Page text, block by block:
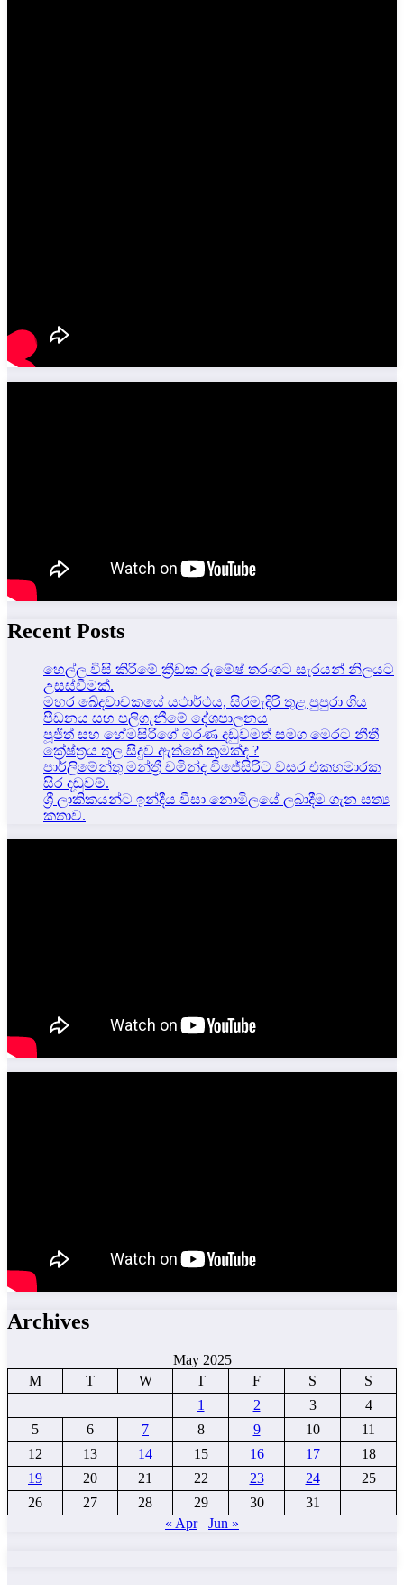
Recent Posts
හෙල්ල විසි කිරීමේ ක්‍රීඩක රුමේෂ් තරංගට සැරයන් නිලයට
උසස්වීමක්.
මහර ඛේදවාචකයේ යථාර්ථය, සිරමැදිරි තුළ පුපුරා ගිය
පීඩනය සහ පලිගැනීමේ දේශපාලනය
පූජිත් සහ හේමසිරිගේ මරණ දඩුවමත් සමග මෙරට නීතී
ක්‍රේෂ්ත්‍රය තුල සිදුව ඇත්තේ කුමක්ද ?
පාර්ලිමේන්තු මන්ත්‍රී චමින්ද විජේසිරිට වසර එකහමාරක
සිර දඬුවම්.
ශ්‍රී ලාකිකයන්ට ඉන්දීය වීසා නොමිලයේ ලබාදීම ගැන සත්‍ය
කතාව.
Archives
May 2025
M
T W T F S
S
1
2 3
4
5
6 7 8 9 10
11
12
13 14 15 16 17
18
19
20 21 22 23 24
25
26
27 28 29 30
31
« Apr
Jun »